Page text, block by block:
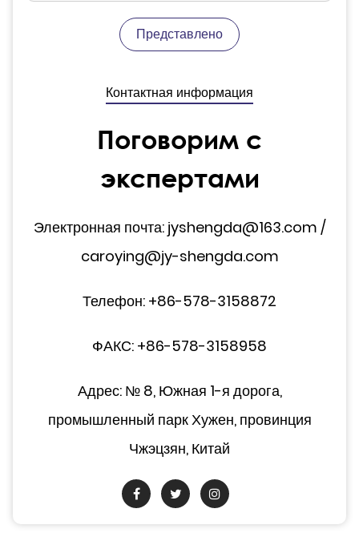
Представлено
Контактная информация
Поговорим с
экспертами
Электронная почта: jyshengda@163.com /
caroying@jy-shengda.com
Телефон: +86-578-3158872
ФАКС: +86-578-3158958
Адрес: № 8, Южная 1-я дорога,
промышленный парк Хужен, провинция
Чжэцзян, Китай